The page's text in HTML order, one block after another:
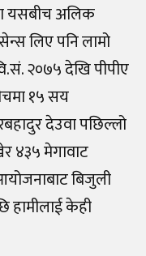
यसबीच अलिक
लिए पनि लामो
२०७५ देखि पीपीए
१५ सय
देउवा पछिल्लो
४३५ मेगावाट
बिजुली
हामीलाई केही